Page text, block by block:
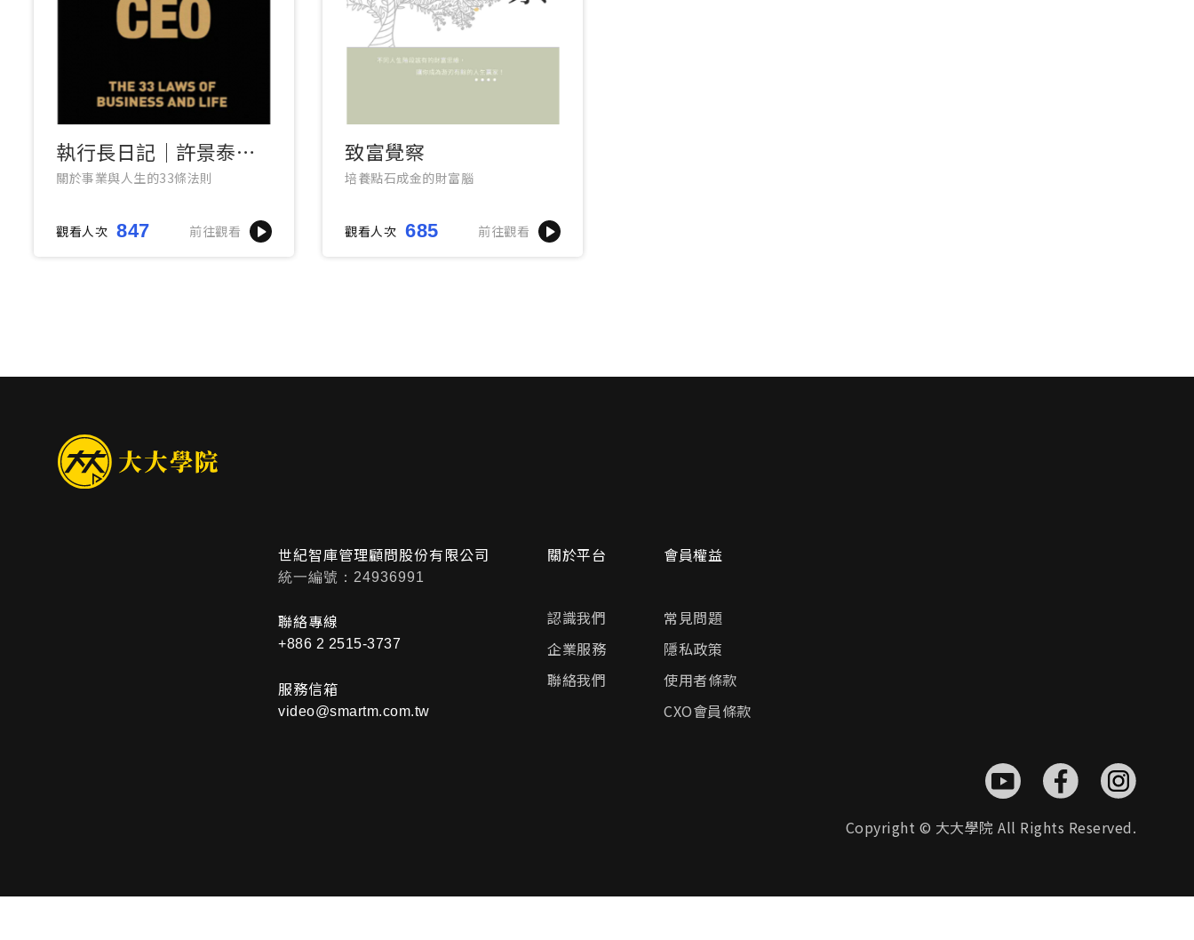
執行長日記｜許景泰導
讀版
關於事業與人生的33條法則
觀看人次 847 前往觀看
致富覺察
培養點石成金的財富腦
觀看人次 685 前往觀看
世紀智庫管理顧問股份有限公司
統一編號：24936991
聯絡專線
+886 2 2515-3737
服務信箱
video@smartm.com.tw
關於平台
認識我們
企業服務
聯絡我們
會員權益
常見問題
隱私政策
使用者條款
CXO會員條款
Copyright © 大大學院 All Rights Reserved.